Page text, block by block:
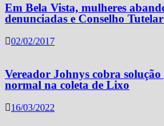
Em Bela Vista, mulheres
denunciadas e Conselho
02/02/2017
Vereador Johnys cobra
normal na coleta de Lixo
16/03/2022